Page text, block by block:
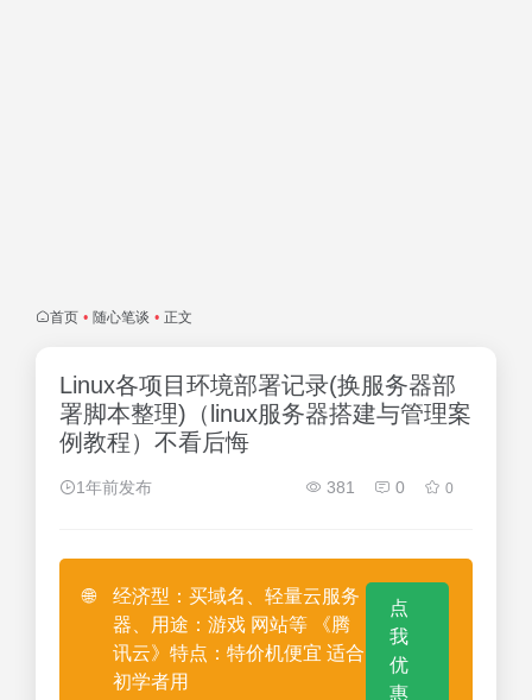
首页 • 随心笔谈 • 正文
Linux各项目环境部署记录(换服务器部
署脚本整理)（linux服务器搭建与管理案
例教程）不看后悔
1年前发布 381 0 0
🌐
经济型：买域名、轻量云服务
器、用途：游戏 网站等 《腾
讯云》特点：特价机便宜 适合
初学者用
点
我
优
惠